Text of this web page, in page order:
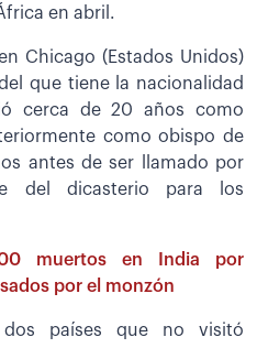
en abril.
Chicago (Estados Unidos)
que tiene la nacionalidad
cerca de 20 años como
como obispo de
antes de ser llamado por
del dicasterio para los
muertos en India por
por el monzón
países que no visitó